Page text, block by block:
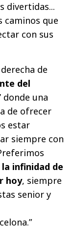
divertidas...
caminos que
con sus
de
del
donde una
de ofrecer
estar
siempre con
infinidad de
hoy, siempre
senior y